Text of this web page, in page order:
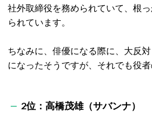
社外取締役を務められていて、根
られています。
ちなみに、俳優になる際に、大反
になったそうですが、それでも役
2位：高橋茂雄（サバンナ）